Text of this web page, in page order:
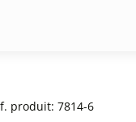
produit: 7814-6